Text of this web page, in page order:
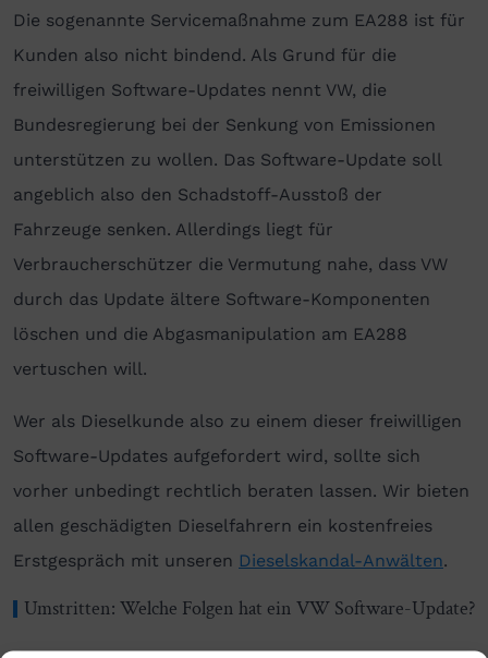
Die sogenannte Servicemaßnahme zum EA288 ist für
Kunden also nicht bindend. Als Grund für die
freiwilligen Software-Updates nennt VW, die
Bundesregierung bei der Senkung von Emissionen
unterstützen zu wollen. Das Software-Update soll
angeblich also den Schadstoff-Ausstoß der
Fahrzeuge senken. Allerdings liegt für
Verbraucherschützer die Vermutung nahe, dass VW
durch das Update ältere Software-Komponenten
löschen und die Abgasmanipulation am EA288
vertuschen will.
Wer als Dieselkunde also zu einem dieser freiwilligen
Software-Updates aufgefordert wird, sollte sich
vorher unbedingt rechtlich beraten lassen. Wir bieten
allen geschädigten Dieselfahrern ein kostenfreies
Erstgespräch mit unseren Dieselskandal-Anwälten.
Umstritten: Welche Folgen hat ein VW Software-Update?